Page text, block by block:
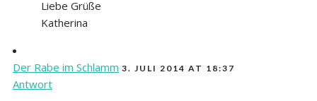
Liebe Grüße
Katherina
Der Rabe im Schlamm 3. JULI 2014 AT 18:37
Antwort